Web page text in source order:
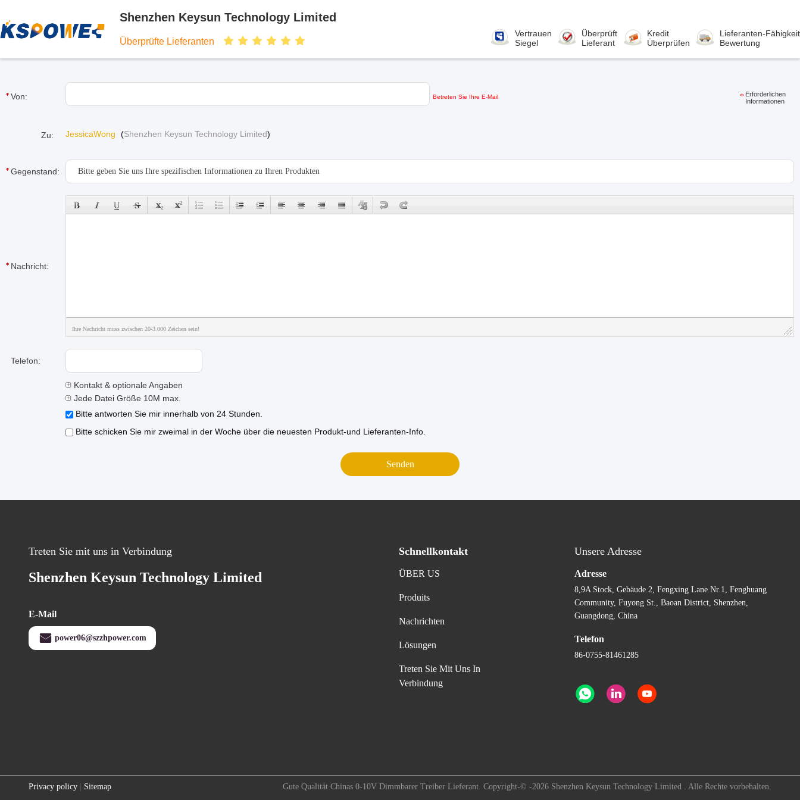
Shenzhen Keysun Technology Limited
Überprüfte Lieferanten
Vertrauen
Siegel
Überprüft
Lieferant
Kredit
Überprüfen
Lieferanten-Fähigkeit
Bewertung
Von: Betreten Sie Ihre E-Mail
Erforderlichen
Informationen
Zu: JessicaWong (Shenzhen Keysun Technology Limited)
Gegenstand:
Nachricht:
Ihre Nachricht muss zwischen 20-3.000 Zeichen sein!
Telefon:
Kontakt & optionale Angaben
Jede Datei Größe 10M max.
Bitte antworten Sie mir innerhalb von 24 Stunden.
Bitte schicken Sie mir zweimal in der Woche über die neuesten Produkt-und Lieferanten-Info.
Treten Sie mit uns in Verbindung
Shenzhen Keysun Technology Limited
E-Mail
power06@szzhpower.com
Schnellkontakt
ÜBER US
Produits
Nachrichten
Lösungen
Treten Sie Mit Uns In
Verbindung
Unsere Adresse
Adresse
8,9A Stock, Gebäude 2, Fengxing Lane Nr.1, Fenghuang
Community, Fuyong St., Baoan District, Shenzhen,
Guangdong, China
Telefon
86-0755-81461285
Privacy policy Sitemap Gute Qualität Chinas 0-10V Dimmbarer Treiber Lieferant. Copyright-© -2026 Shenzhen Keysun Technology Limited . Alle Rechte vorbehalten.